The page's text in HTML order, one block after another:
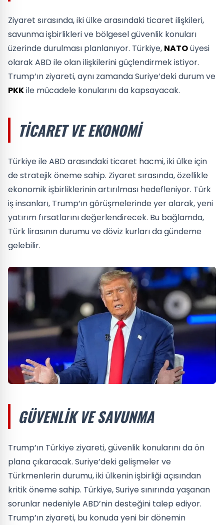
Ziyaret sırasında, iki ülke arasındaki ticaret ilişkileri,
savunma işbirlikleri ve bölgesel güvenlik konuları
üzerinde durulması planlanıyor. Türkiye, NATOüyesi
olarak ABD ile olan ilişkilerini güçlendirmek istiyor.
Trump’ın ziyareti, aynı zamanda Suriye’deki durum ve
PKKile mücadele konularını da kapsayacak.
TICARET VE EKONOMI
Türkiye ile ABD arasındaki ticaret hacmi, iki ülke için
de stratejik öneme sahip. Ziyaret sırasında, özellikle
ekonomik işbirliklerinin artırılması hedefleniyor. Türk
iş insanları, Trump’ın görüşmelerinde yer alarak, yeni
yatırım fırsatlarını değerlendirecek. Bu bağlamda,
Türk lirasının durumu ve döviz kurları da gündeme
gelebilir.
GÜVENLIK VE SAVUNMA
Trump’ın Türkiye ziyareti, güvenlik konularını da ön
plana çıkaracak. Suriye’deki gelişmeler ve
Türkmenlerin durumu, iki ülkenin işbirliği açısından
kritik öneme sahip. Türkiye, Suriye sınırında yaşanan
sorunlar nedeniyle ABD’nin desteğini talep ediyor.
Trump’ın ziyareti, bu konuda yeni bir dönemin